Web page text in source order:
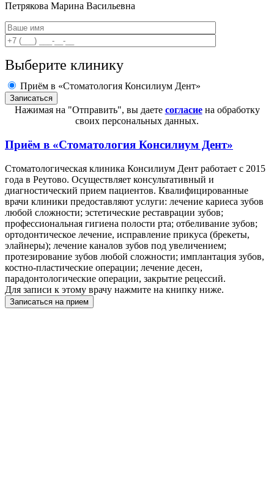
Петрякова Марина Васильевна
Выберите клинику
Приём в «Стоматология Консилиум Дент»
Нажимая на "Отправить", вы даете согласиена обработку
своих персональных данных.
Приём в «Стоматология Консилиум Дент»
Стоматологическая клиника Консилиум Дент работает с 2015
года в Реутово. Осуществляет консультативный и
диагностический прием пациентов. Квалифицированные
врачи клиники предоставляют услуги: лечение кариеса зубов
любой сложности; эстетические реставрации зубов;
профессиональная гигиена полости рта; отбеливание зубов;
ортодонтическое лечение, исправление прикуса (брекеты,
элайнеры); лечение каналов зубов под увеличением;
протезирование зубов любой сложности; имплантация зубов,
костно-пластические операции; лечение десен,
парадонтологические операции, закрытие рецессий.
Для записи к этому врачу нажмите на книпку ниже.
Записаться на прием